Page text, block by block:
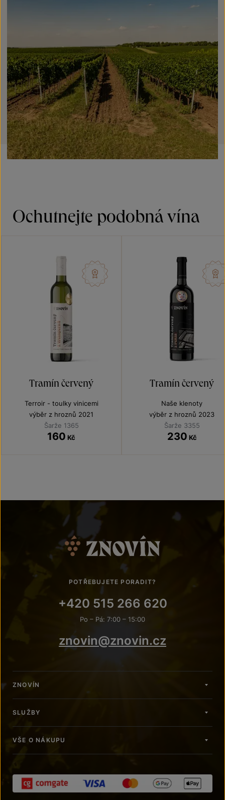
Ochutnejte podobná vína
Tramín červený
Terroir - toulky vinicemi
výběr z hroznů 2021
Šarže 1365
160 Kč
Tramín červený
Naše klenoty
výběr z hroznů 2023
Šarže 3355
230 Kč
POTŘEBUJETE PORADIT?
+420 515 266 620
Po – Pá: 7:00 – 15:00
znovin@znovin.cz
ZNOVÍN
SLUŽBY
VŠE O NÁKUPU